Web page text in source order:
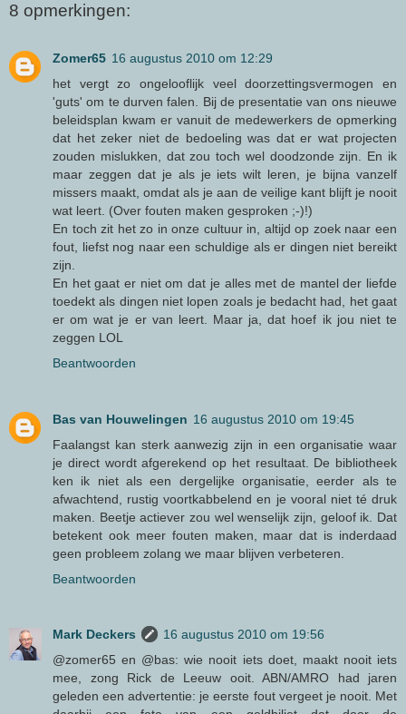
8 opmerkingen:
Zomer65 16 augustus 2010 om 12:29
het vergt zo ongelooflijk veel doorzettingsvermogen en
'guts' om te durven falen. Bij de presentatie van ons nieuwe
beleidsplan kwam er vanuit de medewerkers de opmerking
dat het zeker niet de bedoeling was dat er wat projecten
zouden mislukken, dat zou toch wel doodzonde zijn. En ik
maar zeggen dat je als je iets wilt leren, je bijna vanzelf
missers maakt, omdat als je aan de veilige kant blijft je nooit
wat leert. (Over fouten maken gesproken ;-)!)
En toch zit het zo in onze cultuur in, altijd op zoek naar een
fout, liefst nog naar een schuldige als er dingen niet bereikt
zijn.
En het gaat er niet om dat je alles met de mantel der liefde
toedekt als dingen niet lopen zoals je bedacht had, het gaat
er om wat je er van leert. Maar ja, dat hoef ik jou niet te
zeggen LOL
Beantwoorden
Bas van Houwelingen 16 augustus 2010 om 19:45
Faalangst kan sterk aanwezig zijn in een organisatie waar
je direct wordt afgerekend op het resultaat. De bibliotheek
ken ik niet als een dergelijke organisatie, eerder als te
afwachtend, rustig voortkabbelend en je vooral niet té druk
maken. Beetje actiever zou wel wenselijk zijn, geloof ik. Dat
betekent ook meer fouten maken, maar dat is inderdaad
geen probleem zolang we maar blijven verbeteren.
Beantwoorden
Mark Deckers
16 augustus 2010 om 19:56
@zomer65 en @bas: wie nooit iets doet, maakt nooit iets
mee, zong Rick de Leeuw ooit. ABN/AMRO had jaren
geleden een advertentie: je eerste fout vergeet je nooit. Met